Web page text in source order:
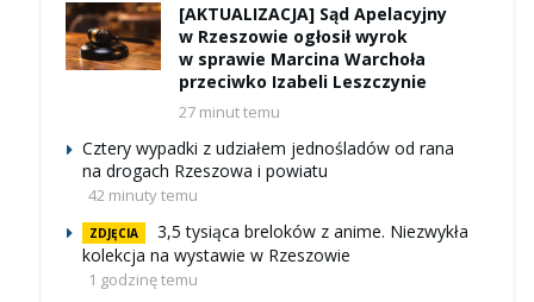
[AKTUALIZACJA] Sąd Apelacyjny
w Rzeszowie ogłosił wyrok
w sprawie Marcina Warchoła
przeciwko Izabeli Leszczynie
27 minut temu
Cztery wypadki z udziałem jednośladów od rana
na drogach Rzeszowa i powiatu
42 minuty temu
ZDJĘCIA
3,5 tysiąca breloków z anime. Niezwykła
kolekcja na wystawie w Rzeszowie
1 godzinę temu